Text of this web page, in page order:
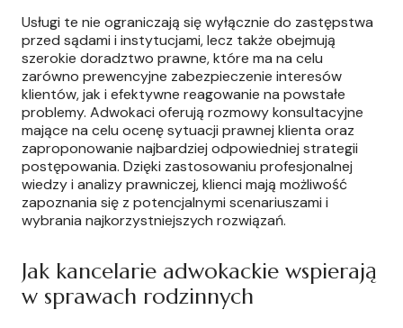
Usługi te nie ograniczają się wyłącznie do zastępstwa
przed sądami i instytucjami, lecz także obejmują
szerokie doradztwo prawne, które ma na celu
zarówno prewencyjne zabezpieczenie interesów
klientów, jak i efektywne reagowanie na powstałe
problemy. Adwokaci oferują rozmowy konsultacyjne
mające na celu ocenę sytuacji prawnej klienta oraz
zaproponowanie najbardziej odpowiedniej strategii
postępowania. Dzięki zastosowaniu profesjonalnej
wiedzy i analizy prawniczej, klienci mają możliwość
zapoznania się z potencjalnymi scenariuszami i
wybrania najkorzystniejszych rozwiązań.
Jak kancelarie adwokackie wspierają
w sprawach rodzinnych